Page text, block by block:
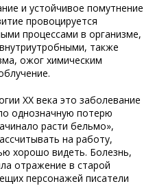
и устойчивое помутнение
провоцируется
процессами в организме,
также
ожог химическим
XX века это заболевание
однозначную потерю
расти бельмо»,
на работу,
хорошо видеть. Болезнь,
отражение в старой
персонажей писатели